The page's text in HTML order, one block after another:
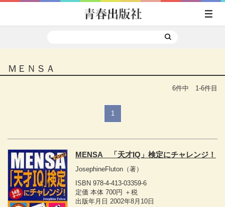
ＭＥＮＳＡ
6件中 1-6件目
1
MENSA 「天才IQ」検定にチャレンジ！
JosephineFluton （著）
ISBN 978-4-413-03359-6
定価 本体 700円 ＋税
出版年月日 2002年8月10日